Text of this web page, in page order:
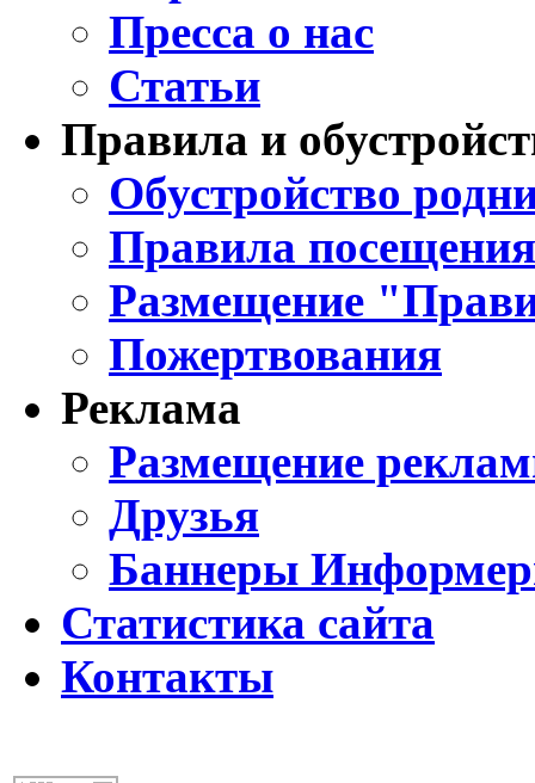
Пресса о нас
Статьи
Правила и
Обустройство
Правила
Размещение
Пожертвования
Реклама
Размещение
Друзья
Баннеры
Статистика сайта
Контакты